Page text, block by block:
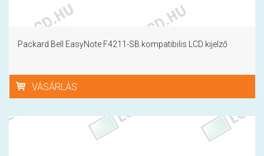
Packard Bell EasyNote F4211-SB kompatibilis LCD kijelző
VÁSÁRLÁS